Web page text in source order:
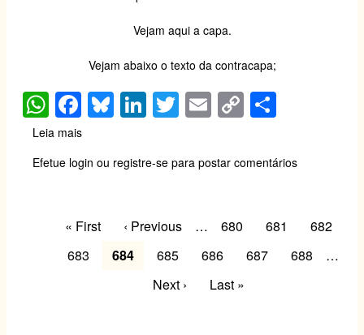
Vejam aqui a capa.
Vejam abaixo o texto da contracapa;
W
h
at
s
F
a
c
e
o
o
Bl
u
e
sk
Li
n
k
e
n
T
wi
tt
er
E
m
ail
C
o
p
y
k
ar
e
Leia mais
prelo:
teorias
e
Efetue login ou registre-se para postar comentários
Primeira
« First
Página
‹ Previous … Page
680 Page
681 Page
682
Page
683
Página
684 Page
685 Page
686 Page
687 Page
688
…
Próxima
Next ›
Última
Last »